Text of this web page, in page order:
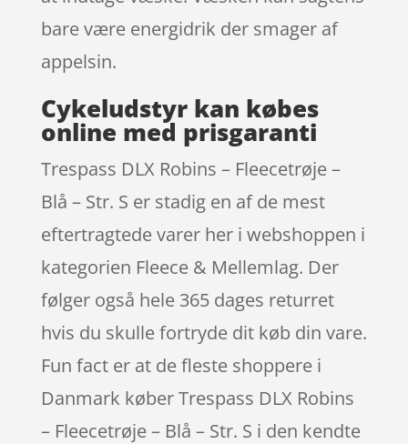
bare være energidrik der smager af
appelsin.
Cykeludstyr kan købes
online med prisgaranti
Trespass DLX Robins – Fleecetrøje –
Blå – Str. S er stadig en af de mest
eftertragtede varer her i webshoppen i
kategorien Fleece & Mellemlag. Der
følger også hele 365 dages returret
hvis du skulle fortryde dit køb din vare.
Fun fact er at de fleste shoppere i
Danmark køber Trespass DLX Robins
– Fleecetrøje – Blå – Str. S i den kendte